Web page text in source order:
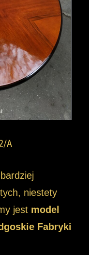
A
niestety
jest model
Fabryki